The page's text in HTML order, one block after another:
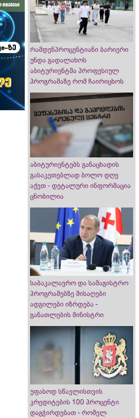
რამდენპროცენტიანი ბარიერი
უნდა გადალახოს
აბიტურიენტმა პროფესიულ
პროგრამაზე რომ ჩაირიცხოს
აბიტურიენტებს განაცხადის
გასაკეთებლად ბოლო დღე
აქვთ - დეტალური ინფორმაცია
ცნობილია
საბაკალავრო და სამაგისტრო
პროგრამებზე მისაღები
ადგილები იზრდება -
განათლების მინისტრი
უფასოდ სწავლისთვის
კრედიტების 100 პროცენტი
დაგჭირდებათ - რომელ